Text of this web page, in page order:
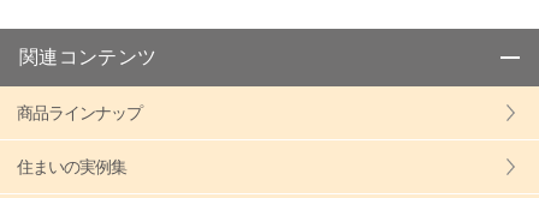
関連コンテンツ
商品ラインナップ
住まいの実例集